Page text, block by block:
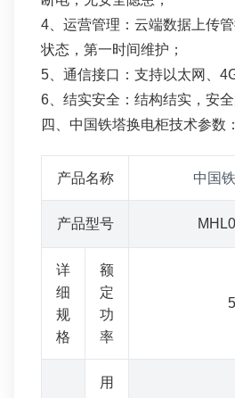
4、运营管理：云端数据上传
状态，第⼀时间维护；
5、通信接口：支持以太网、
6、结实安全：结构结实，安全
四、中国铁塔换电柜技术参数：
产品名称 中国
产品型号
详
细
规
格
额
定
功
率
用